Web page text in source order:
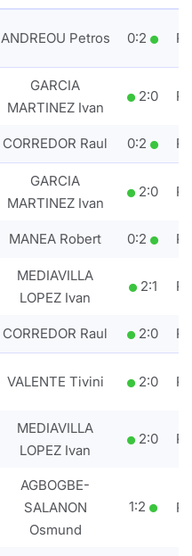
ANDREOU Petros 0:2
GARCIA
MARTINEZ Ivan
2:0
CORREDOR Raul 0:2
GARCIA
MARTINEZ Ivan
2:0
MANEA Robert 0:2
MEDIAVILLA
LOPEZ Ivan
2:1
CORREDOR Raul 2:0
VALENTE Tivini 2:0
MEDIAVILLA
LOPEZ Ivan
2:0
AGBOGBE-
SALANON
Osmund
1:2